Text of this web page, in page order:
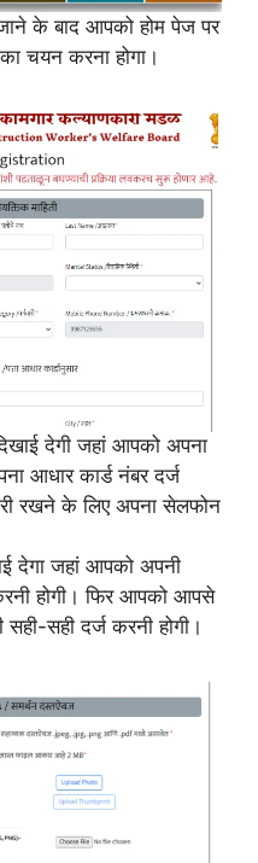
के बाद आपको होम पेज पर
चयन करना होगा।
देगी जहां आपको अपना
आधार कार्ड नंबर दर्ज
रखने के लिए अपना सेलफोन
देगा जहां आपको अपनी
होगी। फिर आपको आपसे
सही-सही दर्ज करनी होगी।